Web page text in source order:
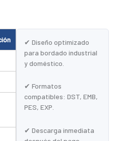
✔ Diseño optimizado
para bordado industrial
y doméstico.
✔ Formatos
compatibles: DST, EMB,
PES, EXP.
✔ Descarga inmediata